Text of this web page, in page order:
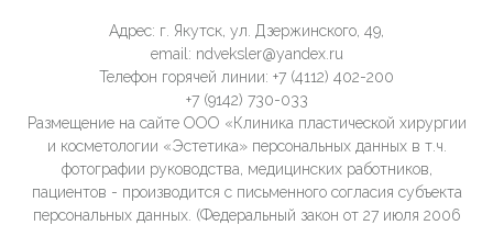
Адрес: г. Якутск, ул. Дзержинского, 49,
email: ndveksler@yandex.ru
Телефон горячей линии: +7 (4112) 402-200
+7 (9142) 730-033
Размещение на сайте ООО «Клиника пластической хирургии
и косметологии «Эстетика» персональных данных в т.ч.
фотографии руководства, медицинских работников,
пациентов - производится с письменного согласия субъекта
персональных данных. (Федеральный закон от 27 июля 2006